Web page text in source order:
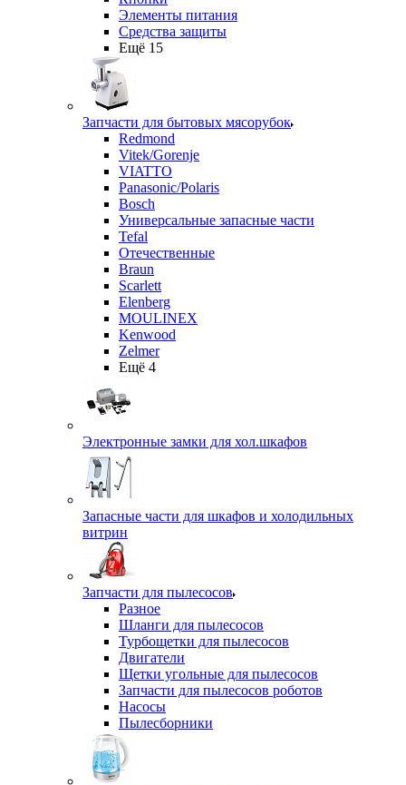
Элементы питания
Средства защиты
Ещё 15
Запчасти для бытовых мясорубок
Redmond
Vitek/Gorenje
VIATTO
Panasonic/Polaris
Bosch
Универсальные запасные части
Tefal
Отечественные
Braun
Scarlett
Elenberg
MOULINEX
Kenwood
Zelmer
Ещё 4
Электронные замки для хол.шкафов
Запасные части для шкафов и холодильных
витрин
Запчасти для пылесосов
Разное
Шланги для пылесосов
Турбощетки для пылесосов
Двигатели
Щетки угольные для пылесосов
Запчасти для пылесосов роботов
Насосы
Пылесборники